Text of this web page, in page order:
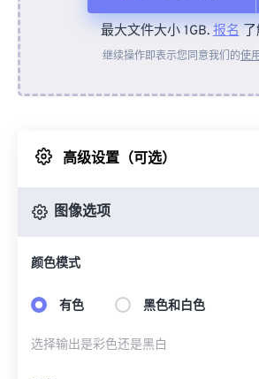
从设备
来自 Google
最大文件大小 1GB.报名了
继续操作即表示您同意我们的使
高级设置（可选）
图像选项
颜色模式
有色 黑色和白色
选择输出是彩色还是黑白